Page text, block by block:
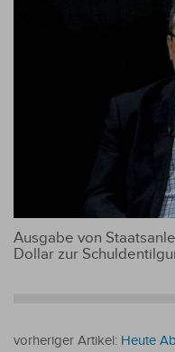
Ausgabe von
Dollar zur
vorheriger Artikel: Heute